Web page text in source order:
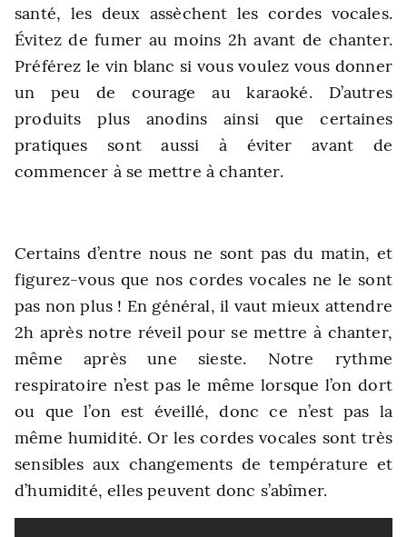
santé, les deux assèchent les cordes vocales.
Évitez de fumer au moins 2h avant de chanter.
Préférez le vin blanc si vous voulez vous donner
un peu de courage au karaoké. D’autres
produits plus anodins ainsi que certaines
pratiques sont aussi à éviter avant de
commencer à se mettre à chanter.
Certains d’entre nous ne sont pas du matin, et
figurez-vous que nos cordes vocales ne le sont
pas non plus ! En général, il vaut mieux attendre
2h après notre réveil pour se mettre à chanter,
même après une sieste. Notre rythme
respiratoire n’est pas le même lorsque l’on dort
ou que l’on est éveillé, donc ce n’est pas la
même humidité. Or les cordes vocales sont très
sensibles aux changements de température et
d’humidité, elles peuvent donc s’abîmer.